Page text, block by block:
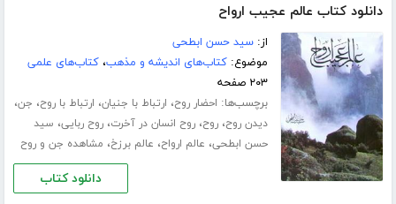
دانلود کتاب عالم عجیب ارواح
از:سید حسن ابطحی
موضوع:کتاب‌های اندیشه و مذهب،کتاب‌های علمی
۲۰۳ صفحه
برچسب‌ها: احضار روح، ارتباط با جنیان، ارتباط با روح، جن،
دیدن روح،روح،روح انسان در آخرت،روح ربایی، سید
حسن ابطحی، عالم ارواح، عالم برزخ، مشاهده جن و روح
دانلود کتاب